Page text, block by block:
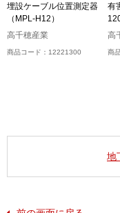
埋設ケーブル位置測定器
（MPL-H12）
高千穂産業
商品コード：12221300
有
高
商
地